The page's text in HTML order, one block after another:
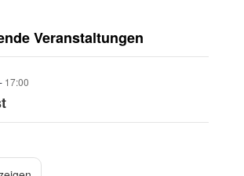
Veranstaltungen
- 17:00